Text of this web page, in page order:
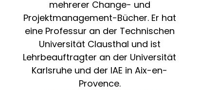
mehrerer Change- und
Projektmanagement-Bücher. Er hat
eine Professur an der Technischen
Universität Clausthal und ist
Lehrbeauftragter an der Universität
Karlsruhe und der IAE in Aix-en-
Provence.